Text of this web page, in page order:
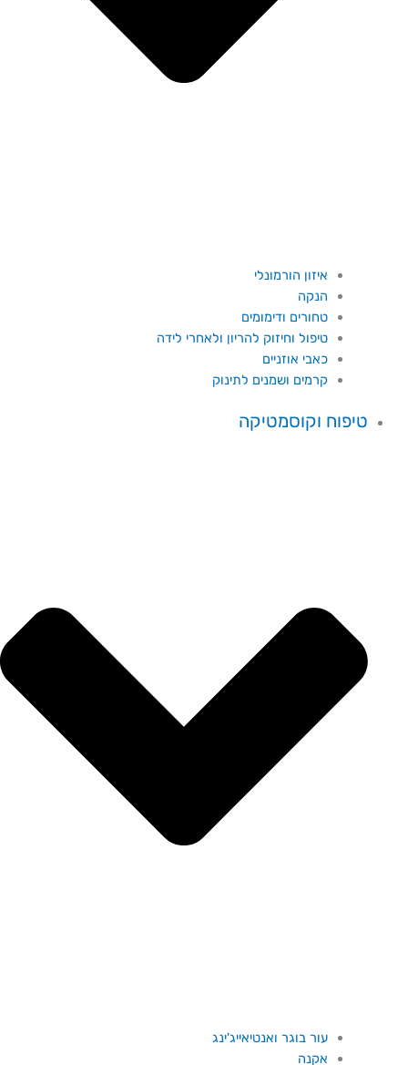
איזון הורמונלי
הנקה
טחורים ודימומים
טיפול וחיזוק להריון ולאחרי לידה
כאבי אוזניים
קרמים ושמנים לתינוק
טיפוח וקוסמטיקה
עור בוגר ואנטיאייג'ינג
אקנה